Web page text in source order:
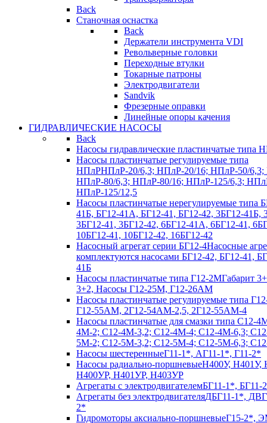
Back
Станочная оснастка
Back
Держатели инструмента VDI
Револьверные головки
Переходные втулки
Токарные патроны
Электродвигатели
Sandvik
Фрезерные оправки
Линейные опоры качения
ГИДРАВЛИЧЕСКИЕ НАСОСЫ
Back
Насосы гидравлические пластинчатые типа
Насосы пластинчатые регулируемые типа
НПлРНПлР-20/6,3; НПлР-20/16; НПлР-50/6,3;
НПлР-80/6,3; НПлР-80/16; НПлР-125/6,3;
НПлР-125/12,5
Насосы пластинчатые нерегулируемые типа
41Б, БГ12-41А, БГ12-41, БГ12-42, 3БГ12-41Б,
3БГ12-41, 3БГ12-42, 6БГ12-41А, 6БГ12-41,
10БГ12-41, 10БГ12-42, 16БГ12-42
Насосный агрегат серии БГ12-4Насосные
комплектуются насосами БГ12-42, БГ12-41,
41Б
Насосы пластинчатые типа Г12-2МГабарит
3+2, Насосы Г12-25М, Г12-26АМ
Насосы пластинчатые регулируемые типа
Г12-55АМ, 2Г12-54АМ-2,5, 2Г12-55АМ-4
Насосы пластинчатые для смазки типа C12-
4М-2; С12-4М-3,2; С12-4М-4; С12-4М-6,3;
5М-2; С12-5М-3,2; С12-5М-4; С12-5М-6,3;
Насосы шестеренныеГ11-1*, АГ11-1*, Г11-2*
Насосы радиально-поршневыеН400У, Н401У,
Н400УР, Н401УР, Н403УР
Агрегаты с электродвигателемБГ11-1*, БГ11-
Агрегаты без электродвигателяДБГ11-1*,
2*
Гидромоторы аксиально-поршневыеГ15-2*,